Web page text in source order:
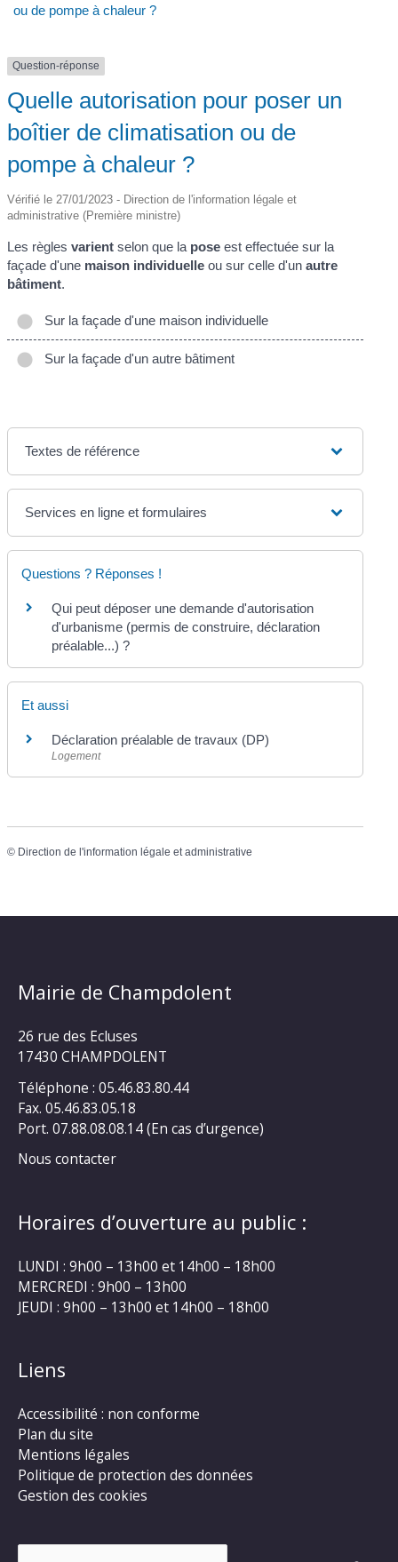
ou de pompe à chaleur ?
Question-réponse
Quelle autorisation pour poser un
boîtier de climatisation ou de
pompe à chaleur ?
Vérifié le 27/01/2023 - Direction de l'information légale et
administrative (Première ministre)
Les règlesvarient selon que la pose est effectuée sur la
façade d'une maison individuelle ou sur celle d'unautre
bâtiment.
Sur la façade d'une maison individuelle
Sur la façade d'un autre bâtiment
Textes de référence
Services en ligne et formulaires
Questions ? Réponses !
Qui peut déposer une demande d'autorisation
d'urbanisme (permis de construire, déclaration
préalable...) ?
Et aussi
Déclaration préalable de travaux (DP)
Logement
© Direction de l'information légale et administrative
Mairie de Champdolent
26 rue des Ecluses
17430 CHAMPDOLENT
Téléphone : 05.46.83.80.44
Fax. 05.46.83.05.18
Port. 07.88.08.08.14 (En cas d’urgence)
Nous contacter
Horaires d’ouverture au public :
LUNDI : 9h00 – 13h00 et 14h00 – 18h00
MERCREDI : 9h00 – 13h00
JEUDI : 9h00 – 13h00 et 14h00 – 18h00
Liens
Accessibilité : non conforme
Plan du site
Mentions légales
Politique de protection des données
Gestion des cookies